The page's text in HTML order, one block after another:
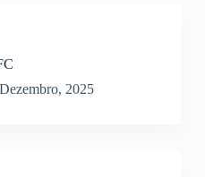
2025